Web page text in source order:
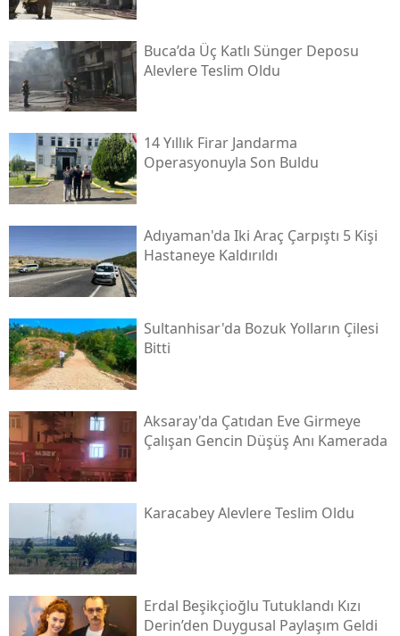
Buca’da Üç Katlı Sünger Deposu
Alevlere Teslim Oldu
14 Yıllık Firar Jandarma
Operasyonuyla Son Buldu
Adıyaman'da Iki Araç Çarpıştı 5 Kişi
Hastaneye Kaldırıldı
Sultanhisar'da Bozuk Yolların Çilesi
Bitti
Aksaray'da Çatıdan Eve Girmeye
Çalışan Gencin Düşüş Anı Kamerada
Karacabey Alevlere Teslim Oldu
Erdal Beşikçioğlu Tutuklandı Kızı
Derin’den Duygusal Paylaşım Geldi